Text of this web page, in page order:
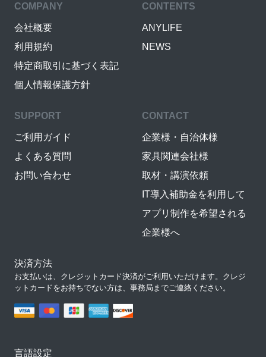
COMPANY
会社概要
利用規約
特定商取引に基づく表記
個人情報保護方針
CONTENTS
ANYLIFE
NEWS
SUPPORT
ご利用ガイド
よくある質問
お問い合わせ
CONTACT
企業様・自治体様
家具関連会社様
取材・講演依頼
IT導入補助金を利用して
アプリ制作を希望される
企業様へ
決済方法
お支払いは、クレジットカード決済がご利用いただけます。クレジ
ットカードをお持ちでない方は、事務局までご連絡ください。
言語設定